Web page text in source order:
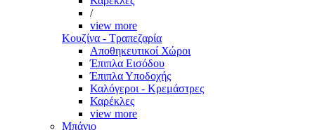
/
view more
Κουζίνα - Τραπεζαρία
Αποθηκευτικοί Χώροι
Έπιπλα Εισόδου
Έπιπλα Υποδοχής
Καλόγεροι - Κρεμάστρες
Καρέκλες
view more
Μπάνιο